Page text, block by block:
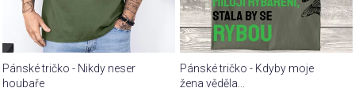
Pánské tričko - Nikdy neser
houbaře
Pánské tričko - Kdyby moje
žena věděla...